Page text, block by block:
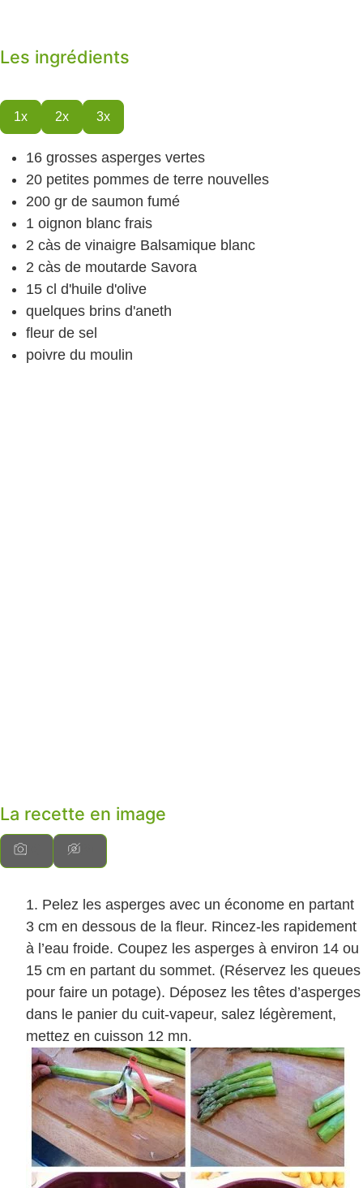
Les ingrédients
1x 2x 3x
16 grosses asperges vertes
20 petites pommes de terre nouvelles
200 gr de saumon fumé
1 oignon blanc frais
2 càs de vinaigre Balsamique blanc
2 càs de moutarde Savora
15 cl d'huile d'olive
quelques brins d'aneth
fleur de sel
poivre du moulin
La recette en image
Pelez les asperges avec un économe en partant
3 cm en dessous de la fleur. Rincez-les rapidement
à l’eau froide. Coupez les asperges à environ 14 ou
15 cm en partant du sommet. (Réservez les queues
pour faire un potage). Déposez les têtes d’asperges
dans le panier du cuit-vapeur, salez légèrement,
mettez en cuisson 12 mn.